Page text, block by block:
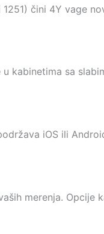
čini 4Y vage
kabinetima sa
iOS ili
merenja. Opcije